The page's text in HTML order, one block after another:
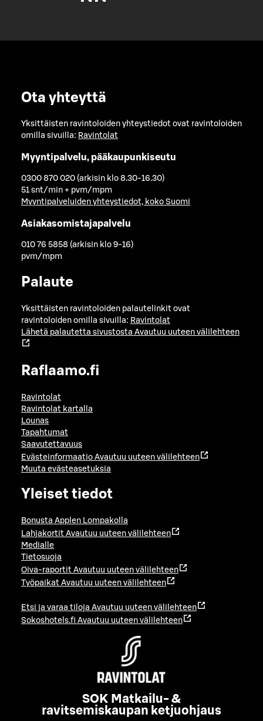
Ota yhteyttä
Yksittäisten ravintoloiden yhteystiedot ovat ravintoloiden
omilla sivuilla: Ravintolat
Myyntipalvelu, pääkaupunkiseutu
0300 870 020 (arkisin klo 8.30-16.30)
51 snt/min + pvm/mpm
Myyntipalveluiden yhteystiedot, koko Suomi
Asiakasomistajapalvelu
010 76 5858 (arkisin klo 9-16)
pvm/mpm
Palaute
Yksittäisten ravintoloiden palautelinkit ovat
ravintoloiden omilla sivuilla: Ravintolat
Lähetä palautetta sivustosta Avautuu uuteen välilehteen
Raflaamo.fi
Ravintolat
Ravintolat kartalla
Lounas
Tapahtumat
Saavutettavuus
Evästeinformaatio Avautuu uuteen välilehteen
Muuta evästeasetuksia
Yleiset tiedot
Bonusta Applen Lompakolla
Lahjakortit Avautuu uuteen välilehteen
Medialle
Tietosuoja
Oiva-raportit Avautuu uuteen välilehteen
Työpaikat Avautuu uuteen välilehteen
Etsi ja varaa tiloja Avautuu uuteen välilehteen
Sokoshotels.fi Avautuu uuteen välilehteen
SOK Matkailu- &
ravitsemiskaupan ketjuohjaus